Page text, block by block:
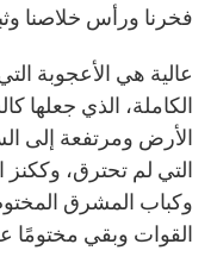
فخرنا ورأس خلاصنا
عالية هي الأعجوبة
الكاملة، الذي جعلها
الأرض ومرتفعة إلى
التي لم تحترق،
وكباب المشرق
القوات وبقي مختومًا